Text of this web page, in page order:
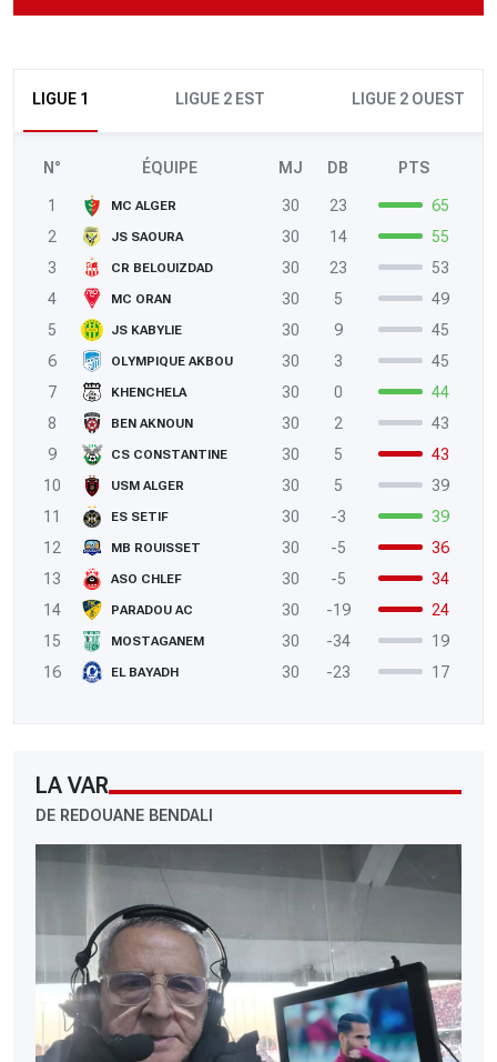
LIGUE 1 LIGUE 2 EST LIGUE 2 OUEST
N° ÉQUIPE MJ DB PTS
1 MC ALGER 30 23
65
2
JS SAOURA 30 14
55
3
CR BELOUIZDAD 30 23
53
4
MC ORAN 30 5
49
5
JS KABYLIE 30 9
45
6
OLYMPIQUE AKBOU 30 3
45
7
KHENCHELA 30 0
44
8
BEN AKNOUN 30 2
43
9
CS CONSTANTINE 30 5
43
10
USM ALGER 30 5
39
11
ES SETIF 30 -3
39
12
MB ROUISSET 30 -5
36
13
ASO CHLEF 30 -5
34
14
PARADOU AC 30 -19
24
15
MOSTAGANEM 30 -34
19
16
EL BAYADH 30 -23 17
LA VAR
DE REDOUANE BENDALI